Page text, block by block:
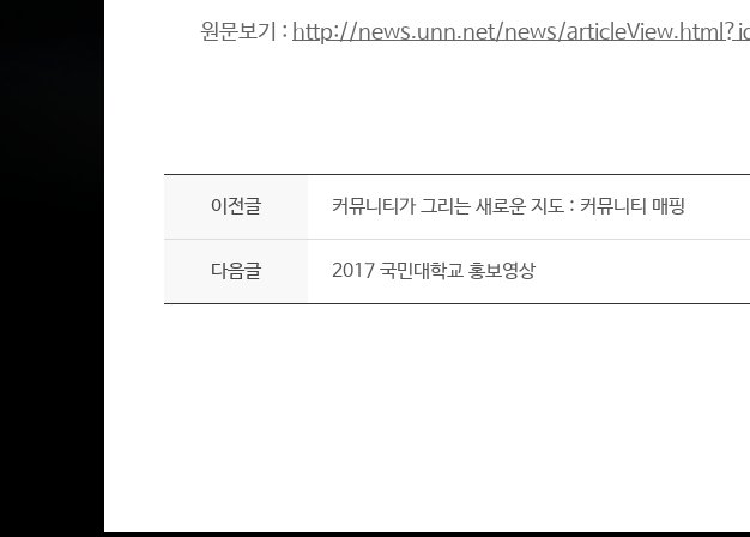
원문보기 : http://news.unn.net/news/
이전글 커뮤니티가 그리는 새로운 지도 : 커뮤니티 매핑
다음글 2017 국민대학교 홍보영상